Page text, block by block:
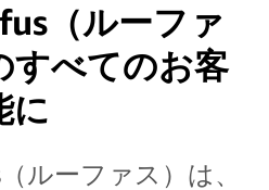
（ルーファ
すべてのお客
に
ルーファス）は、